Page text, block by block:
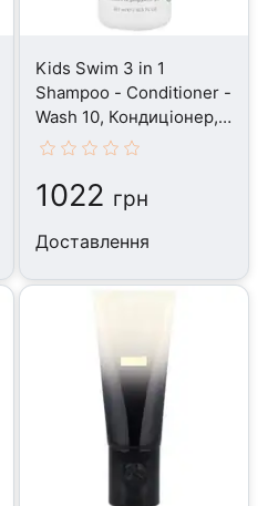
Kids Swim 3 in 1
Shampoo - Conditioner -
Wash 10, Кондиціонер,
311 мл
1022 грн
Доставлення